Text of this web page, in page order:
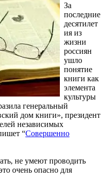
За
последние
десятилет
ия из
жизни
россиян
ушло
понятие
книги как
элемента
культуры
генеральный
дом книги», президент
независимых
“Совершенно
не умеют проводить
очень опасно для